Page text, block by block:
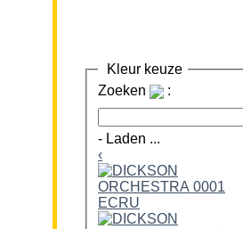
Kleur keuze
Zoeken
:
- Laden ...
‹